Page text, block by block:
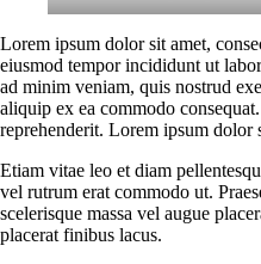
Lorem ipsum dolor sit amet,
eiusmod tempor incididunt ut
ad minim veniam, quis nostrud
aliquip ex ea commodo
reprehenderit. Lorem ipsum dolor
Etiam vitae leo et diam
vel rutrum erat commodo ut.
scelerisque massa vel augue
placerat finibus lacus.